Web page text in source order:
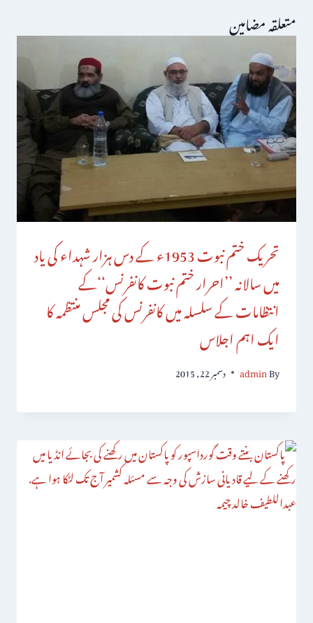
متعلقہ مضامین
تحریک ختم نبوت 1953ء کے دس ہزار شہداء کی یاد
میں سالانہ ’’احرار ختم نبوت کانفرنس‘‘کے
انتظامات کے سلسلہ میں کانفرنس کی مجلس منتظمہ کا
ایک اہم اجلاس
By
admin دسمبر 22, 2015